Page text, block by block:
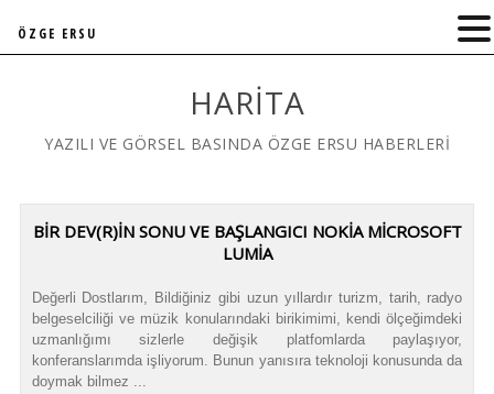
HARITA
YAZILI VE GÖRSEL BASINDA ÖZGE ERSU HABERLERİ
BIR DEV(R)IN SONU VE BAŞLANGICI NOKIA MICROSOFT
LUMIA
Değerli Dostlarım, Bildiğiniz gibi uzun yıllardır turizm, tarih, radyo
belgeselciliği ve müzik konularındaki birikimimi, kendi ölçeğimdeki
uzmanlığımı sizlerle değişik platfomlarda paylaşıyor,
konferanslarımda işliyorum. Bunun yanısıra teknoloji konusunda da
doymak bilmez ...
ÖZGE ERSU